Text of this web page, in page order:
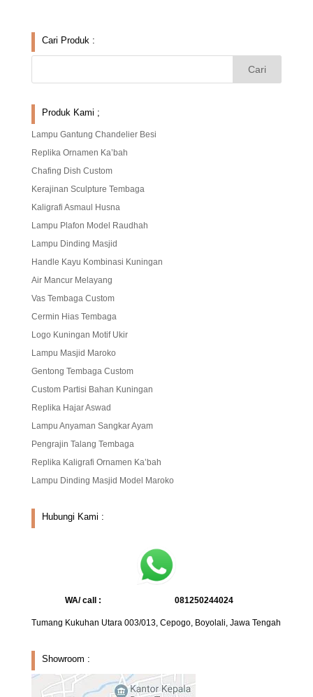
Cari Produk :
Produk Kami ;
Lampu Gantung Chandelier Besi
Replika Ornamen Ka’bah
Chafing Dish Custom
Kerajinan Sculpture Tembaga
Kaligrafi Asmaul Husna
Lampu Plafon Model Raudhah
Lampu Dinding Masjid
Handle Kayu Kombinasi Kuningan
Air Mancur Melayang
Vas Tembaga Custom
Cermin Hias Tembaga
Logo Kuningan Motif Ukir
Lampu Masjid Maroko
Gentong Tembaga Custom
Custom Partisi Bahan Kuningan
Replika Hajar Aswad
Lampu Anyaman Sangkar Ayam
Pengrajin Talang Tembaga
Replika Kaligrafi Ornamen Ka’bah
Lampu Dinding Masjid Model Maroko
Hubungi Kami :
WA/ call : 081250244024
Tumang Kukuhan Utara 003/013, Cepogo, Boyolali, Jawa Tengah
Showroom :